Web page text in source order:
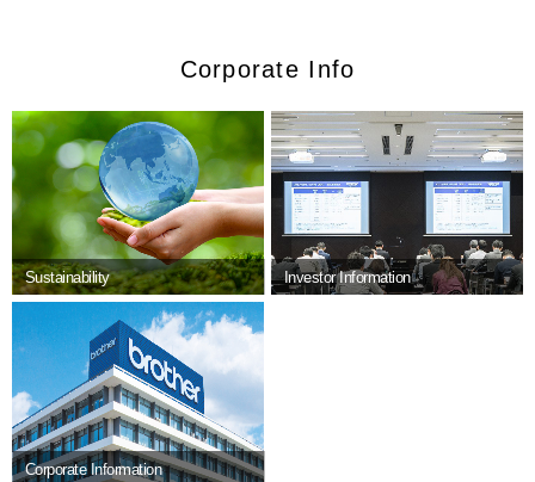
Corporate Info
Sustainability Investor Information
Corporate Information